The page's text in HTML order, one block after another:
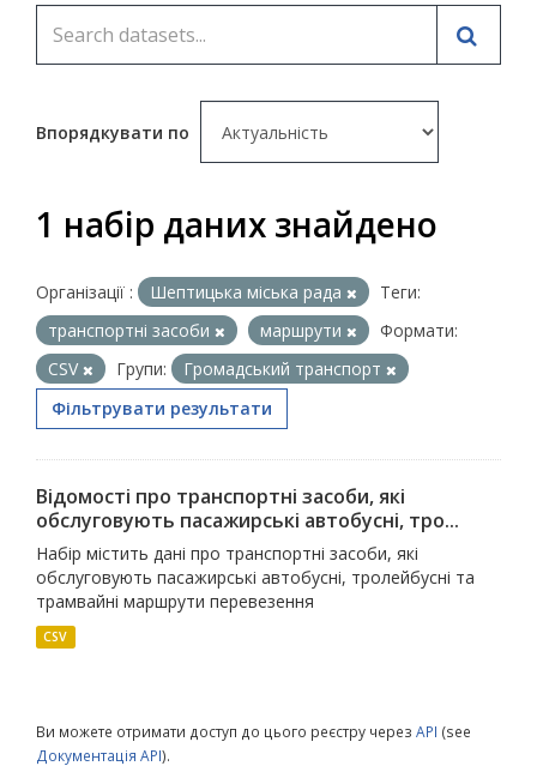
Впорядкувати по
1 набір даних знайдено
Організації : Шептицька міська рада
Теги:
транспортні засоби
маршрути
Формати:
CSV
Групи:
Громадський транспорт
Фільтрувати результати
Відомості про транспортні засоби, які
обслуговують пасажирські автобусні, тро...
Набір містить дані про транспортні засоби, які
обслуговують пасажирські автобусні, тролейбусні та
трамвайні маршрути перевезення
CSV
Ви можете отримати доступ до цього реєстру через API (see
Документація API).